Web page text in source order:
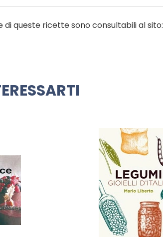
queste ricette sono consultabili al sito: